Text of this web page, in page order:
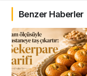
Benzer Haberler